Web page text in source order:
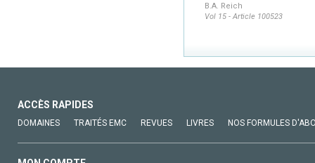
B.A. Reich
Vol 15 - Article 100523
ACCÈS RAPIDES
DOMAINES TRAITÉS EMC REVUES LIVRES NOS FORMULES